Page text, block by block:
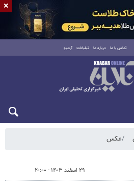
تماس با ما درباره ما تبلیغات آرشیو
عکس
۲۹ اسفند ۱۴۰۳ - ۲۰:۰۰
×